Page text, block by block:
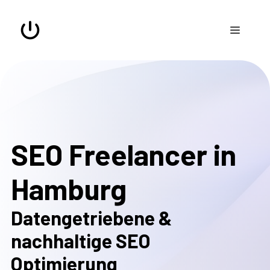
springen
Menü
SEO Freelancer in
Hamburg
Datengetriebene &
nachhaltige SEO
Optimierung